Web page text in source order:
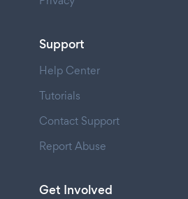
Support
Help Center
Tutorials
Contact Support
Report Abuse
Get Involved